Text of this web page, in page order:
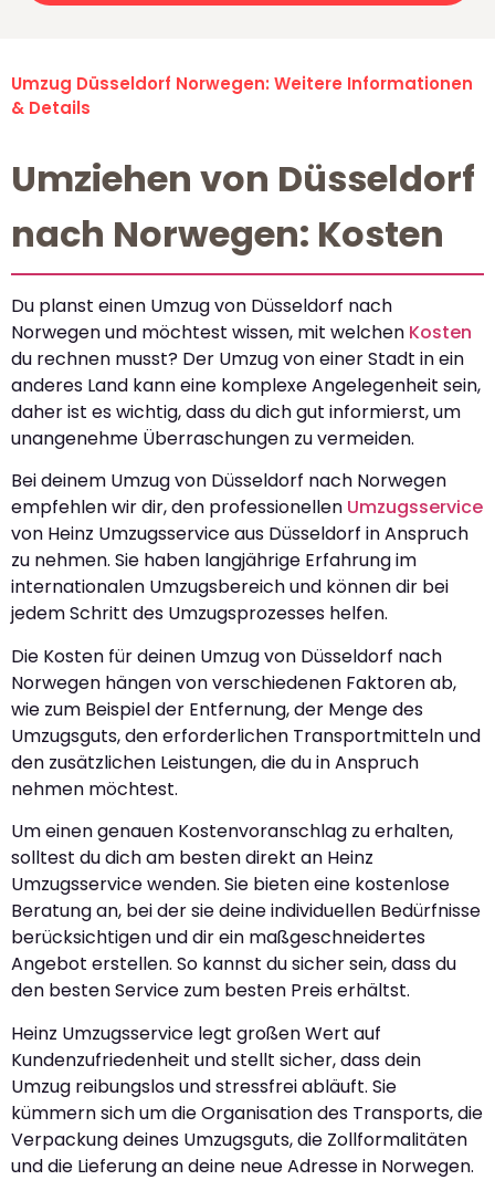
Umzug Düsseldorf Norwegen: Weitere Informationen
& Details
Umziehen von Düsseldorf
nach Norwegen: Kosten
Du planst einen Umzug von Düsseldorf nach
Norwegen und möchtest wissen, mit welchen Kosten
du rechnen musst? Der Umzug von einer Stadt in ein
anderes Land kann eine komplexe Angelegenheit sein,
daher ist es wichtig, dass du dich gut informierst, um
unangenehme Überraschungen zu vermeiden.
Bei deinem Umzug von Düsseldorf nach Norwegen
empfehlen wir dir, den professionellen Umzugsservice
von Heinz Umzugsservice aus Düsseldorf in Anspruch
zu nehmen. Sie haben langjährige Erfahrung im
internationalen Umzugsbereich und können dir bei
jedem Schritt des Umzugsprozesses helfen.
Die Kosten für deinen Umzug von Düsseldorf nach
Norwegen hängen von verschiedenen Faktoren ab,
wie zum Beispiel der Entfernung, der Menge des
Umzugsguts, den erforderlichen Transportmitteln und
den zusätzlichen Leistungen, die du in Anspruch
nehmen möchtest.
Um einen genauen Kostenvoranschlag zu erhalten,
solltest du dich am besten direkt an Heinz
Umzugsservice wenden. Sie bieten eine kostenlose
Beratung an, bei der sie deine individuellen Bedürfnisse
berücksichtigen und dir ein maßgeschneidertes
Angebot erstellen. So kannst du sicher sein, dass du
den besten Service zum besten Preis erhältst.
Heinz Umzugsservice legt großen Wert auf
Kundenzufriedenheit und stellt sicher, dass dein
Umzug reibungslos und stressfrei abläuft. Sie
kümmern sich um die Organisation des Transports, die
Verpackung deines Umzugsguts, die Zollformalitäten
und die Lieferung an deine neue Adresse in Norwegen.